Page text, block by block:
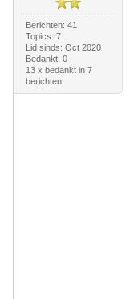
Berichten: 41
Topics: 7
Lid sinds: Oct 2020
Bedankt: 0
13 x bedankt in 7
berichten